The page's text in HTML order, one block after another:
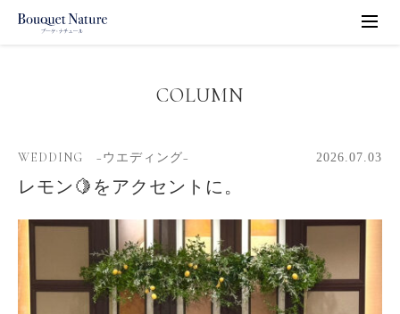
COLUMN
WEDDING −ウエディング− 2026.07.03
レモン🍋をアクセントに。